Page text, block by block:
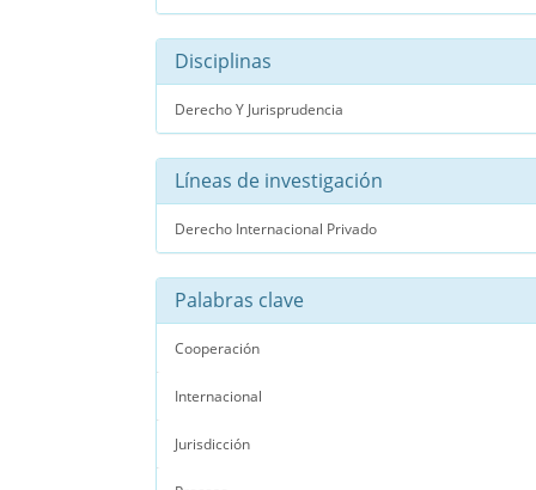
Disciplinas
Derecho Y Jurisprudencia
Líneas de investigación
Derecho Internacional Privado
Palabras clave
Cooperación
Internacional
Jurisdicción